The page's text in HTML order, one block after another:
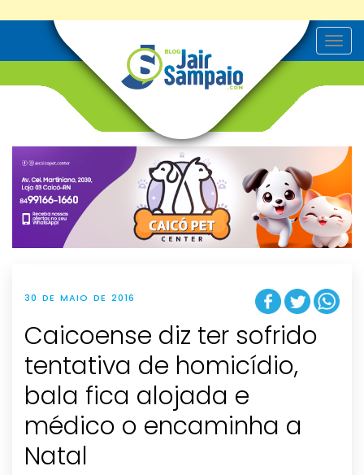
T
o
v
g
t
i
o
n
30 DE MAIO DE 2016
Caicoense diz ter sofrido
tentativa de homicídio,
bala fica alojada e
médico o encaminha a
Natal